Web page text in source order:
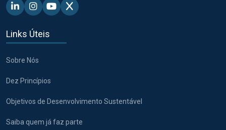
Linkedin - Pacto Global BR
Instagram - Pacto Global BR
Youtube - Pacto Global BR
X - Pacto Global BR
Links Úteis
Sobre Nós
Dez Princípios
Objetivos de Desenvolvimento Sustentável
Saiba quem já faz parte